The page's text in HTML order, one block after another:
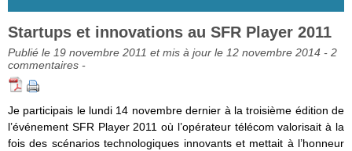
Startups et innovations au SFR Player 2011
Publié le 19 novembre 2011 et mis à jour le 12 novembre 2014 - 2
commentaires -
Je participais le lundi 14 novembre dernier à la troisième édition de
l’événement SFR Player 2011 où l’opérateur télécom valorisait à la
fois des scénarios technologiques innovants et mettait à l’honneur